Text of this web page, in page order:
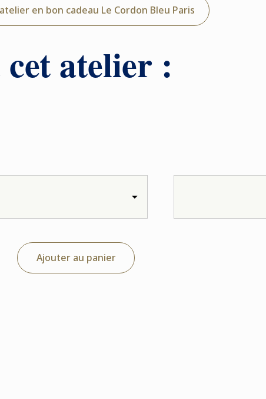
en bon cadeau Le Cordon Bleu Paris
atelier :
Ajouter au panier